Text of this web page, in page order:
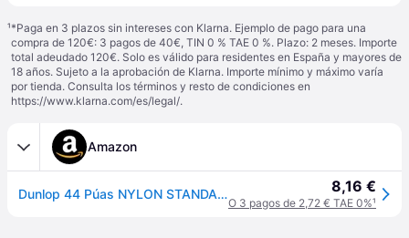
¹*Paga en 3 plazos sin intereses con Klarna. Ejemplo de pago para una
compra de 120€: 3 pagos de 40€, TIN 0 % TAE 0 %. Plazo: 2 meses. Importe
total adeudado 120€. Solo es válido para residentes en España y mayores de
18 años. Sujeto a la aprobación de Klarna. Importe mínimo y máximo varía
por tienda. Consulta los términos y resto de condiciones en
https://www.klarna.com/es/legal/.
Amazon
Dunlop 44 Púas NYLON STANDARD gris claro 0.60 mm 8,16 €
O 3 pagos de 2,72 € TAE 0%¹